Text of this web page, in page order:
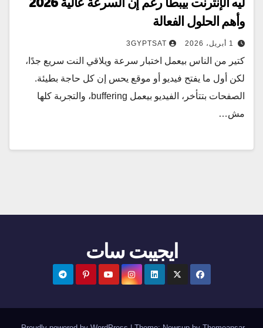
وأهم الحلول الفعالة
1 أبريل، 2026 3GYPTSAT
كتير من الناس بيعمل اختبار سرعة ويلاقي النت سريع جدًا،
لكن أول ما يفتح فيديو أو موقع يحس إن كل حاجة بطيئة.
الصفحات بتتأخر، الفيديو بيعمل buffering، والتجربة كلها
مش…
ايجيبت سات